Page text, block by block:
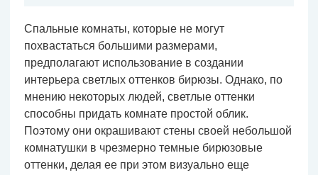
Спальные комнаты, которые не могут
похвастаться большими размерами,
предполагают использование в создании
интерьера светлых оттенков бирюзы. Однако, по
мнению некоторых людей, светлые оттенки
способны придать комнате простой облик.
Поэтому они окрашивают стены своей небольшой
комнатушки в чрезмерно темные бирюзовые
оттенки, делая ее при этом визуально еще